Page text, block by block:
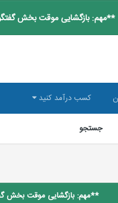
**مهم: بازگشایی موقت بخش
جستجو
کسب درآمد کنید
**مهم: بازگشایی موقت بخش